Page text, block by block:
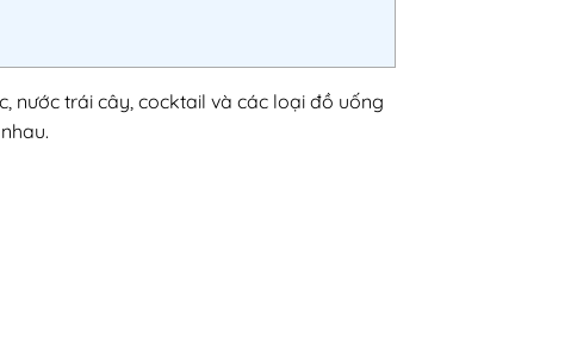
nước trái cây, cocktail và các loại đồ uống